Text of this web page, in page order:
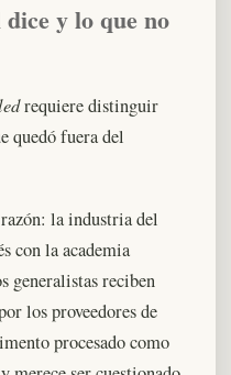
y lo que no
requiere distinguir
quedó fuera del
la industria del
con la academia
generalistas reciben
los proveedores de
procesado como